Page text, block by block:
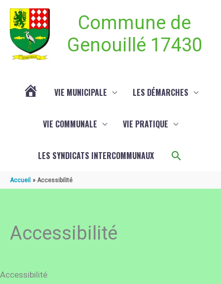
Commune de
Genouillé 17430
VIE MUNICIPALE LES DÉMARCHES
VIE COMMUNALE VIE PRATIQUE
LES SYNDICATS INTERCOMMUNAUX
Accueil Accessibilité
Accessibilité
Accessibilité